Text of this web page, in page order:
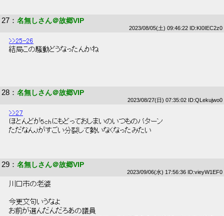
27 ： 名無しさん＠故郷VIP
2023/08/05(土) 09:46:22 ID:KI0IEC2z0
>>25-26
結局この騒動どうなったんかね
28 ： 名無しさん＠故郷VIP
2023/08/27(日) 07:35:02 ID:QLekujwo0
>>27
ほとんどが5chにもどっておしまいのいつものパターン
ただなんJがすごい分裂して勢いなくなったみたい
29 ： 名無しさん＠故郷VIP
2023/09/06(水) 17:56:36 ID:vieyW1EF0
川口市の老婆
今更文句いうなよ
お前が選んだんだろあの議員